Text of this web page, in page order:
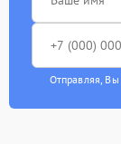
Отправляя, Вы